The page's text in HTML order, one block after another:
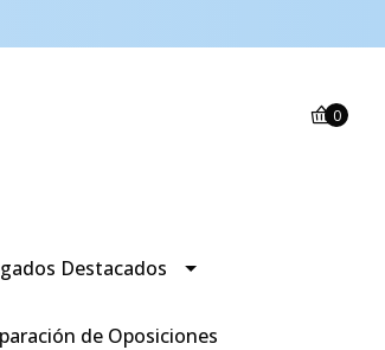
0
Destacados
de Oposiciones